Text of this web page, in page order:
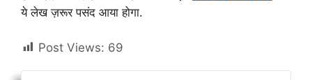
ये लेख ज़रूर पसंद आया होगा.
Post Views: 69